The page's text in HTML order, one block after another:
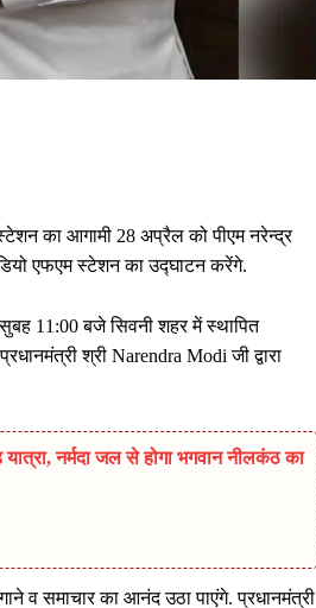
का आगामी 28 अप्रैल को पीएम नरेन्द्र
एफएम स्टेशन का उद्घाटन करेंगे.
11:00 बजे सिवनी शहर में स्थापित
श्री Narendra Modi जी द्वारा
नर्मदा जल से होगा भगवान नीलकंठ का
व समाचार का आनंद उठा पाएंगे. प्रधानमंत्री